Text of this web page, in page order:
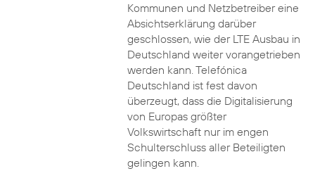
Kommunen und Netzbetreiber eine
Absichtserklärung darüber
geschlossen, wie der LTE Ausbau in
Deutschland weiter vorangetrieben
werden kann. Telefónica
Deutschland ist fest davon
überzeugt, dass die Digitalisierung
von Europas größter
Volkswirtschaft nur im engen
Schulterschluss aller Beteiligten
gelingen kann.